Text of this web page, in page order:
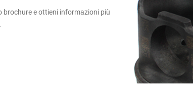
brochure e ottieni informazioni più